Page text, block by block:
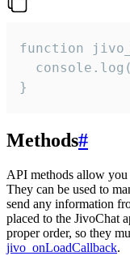
function
}
Methods#
API methods allow
They can be used to
send any information
placed to the JivoChat
proper order, so they
jivo_onLoadCallback.